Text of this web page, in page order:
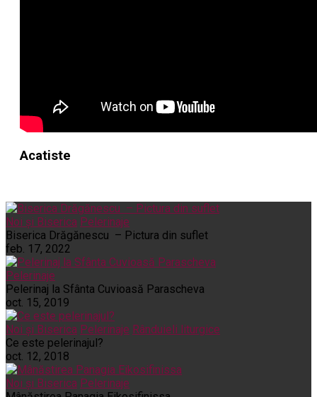
Acatiste
Noi și Biserica Pelerinaje
Biserica Drăgănescu – Pictura din suflet
feb. 17, 2022
Pelerinaje
Pelerinaj la Sfânta Cuvioasă Parascheva
oct. 15, 2019
Noi și Biserica Pelerinaje Rânduieli liturgice
Ce este pelerinajul?
oct. 12, 2018
Noi și Biserica Pelerinaje